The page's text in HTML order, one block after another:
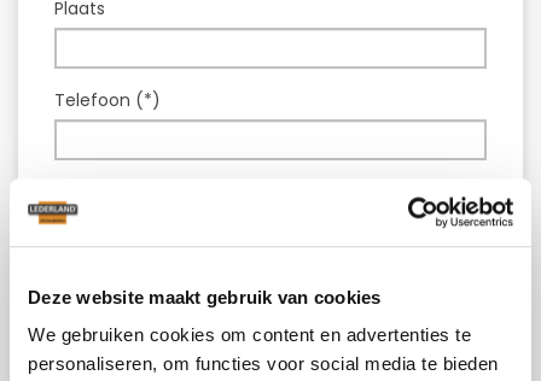
Deze website maakt gebruik van cookies
We gebruiken cookies om content en advertenties te
personaliseren, om functies voor social media te bieden
Plaats
Telefoon (*)
cm, keramiek, basalt zwart
Vraag of opmerking (*)